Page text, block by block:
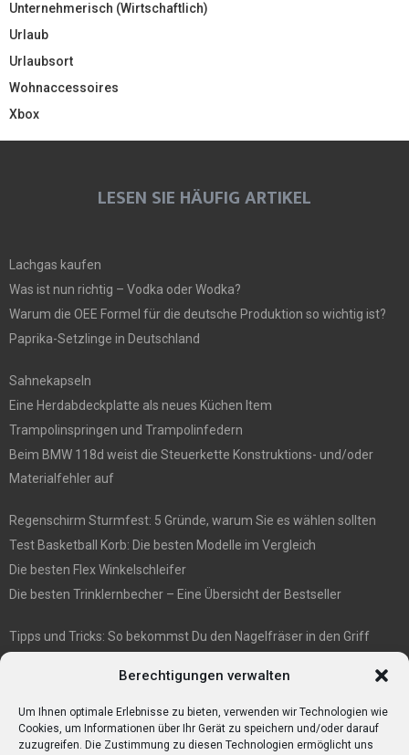
Berechtigungen verwalten
Um Ihnen optimale Erlebnisse zu bieten, verwenden wir Technologien wie
Cookies, um Informationen über Ihr Gerät zu speichern und/oder darauf
zuzugreifen. Die Zustimmung zu diesen Technologien ermöglicht uns
Unternehmerisch (Wirtschaftlich)
Urlaub
Urlaubsort
Wohnaccessoires
Xbox
LESEN SIE HÄUFIG ARTIKEL
Lachgas kaufen
Was ist nun richtig – Vodka oder Wodka?
Warum die OEE Formel für die deutsche Produktion so wichtig ist?
Paprika-Setzlinge in Deutschland
Sahnekapseln
Eine Herdabdeckplatte als neues Küchen Item
Trampolinspringen und Trampolinfedern
Beim BMW 118d weist die Steuerkette Konstruktions- und/oder
Materialfehler auf
Regenschirm Sturmfest: 5 Gründe, warum Sie es wählen sollten
Test Basketball Korb: Die besten Modelle im Vergleich
Die besten Flex Winkelschleifer
Die besten Trinklernbecher – Eine Übersicht der Bestseller
Tipps und Tricks: So bekommst Du den Nagelfräser in den Griff
Veganismus und Vegetarismus: Was ist der Unterschied?
Bumpkeys sind ein Phänomen, das viel Aufmerksamkeit erregt.